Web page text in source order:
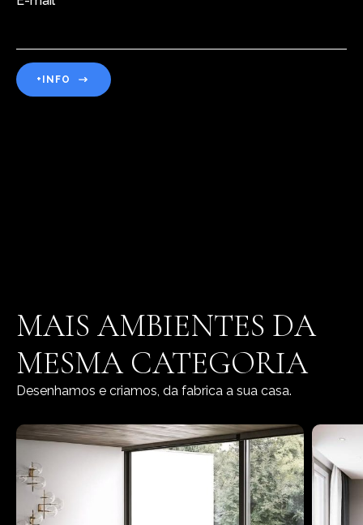
+INFO
MAIS AMBIENTES DA
MESMA CATEGORIA
Desenhamos e criamos, da fabrica a sua casa.